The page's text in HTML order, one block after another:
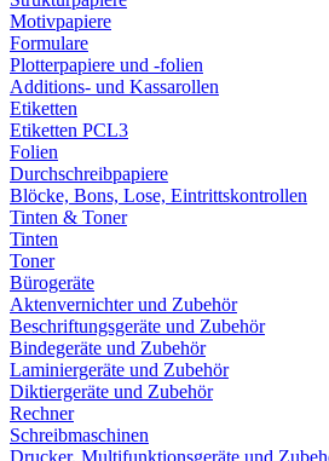
Motivpapiere
Formulare
Plotterpapiere und -folien
Additions- und Kassarollen
Etiketten
Etiketten PCL3
Folien
Durchschreibpapiere
Blöcke, Bons, Lose, Eintrittskontrollen
Tinten & Toner
Tinten
Toner
Bürogeräte
Aktenvernichter und Zubehör
Beschriftungsgeräte und Zubehör
Bindegeräte und Zubehör
Laminiergeräte und Zubehör
Diktiergeräte und Zubehör
Rechner
Schreibmaschinen